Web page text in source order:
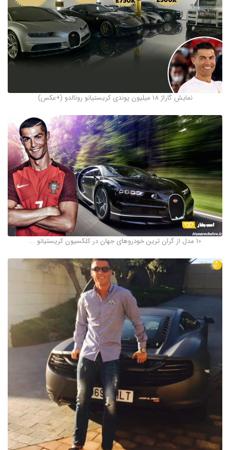
نمایش گاراژ 18 میلیون پوندی کریستیانو رونالدو (+عکس)
10 مدل از گران ترین خودروهای جهان در کلکسیون کریستیانو ...